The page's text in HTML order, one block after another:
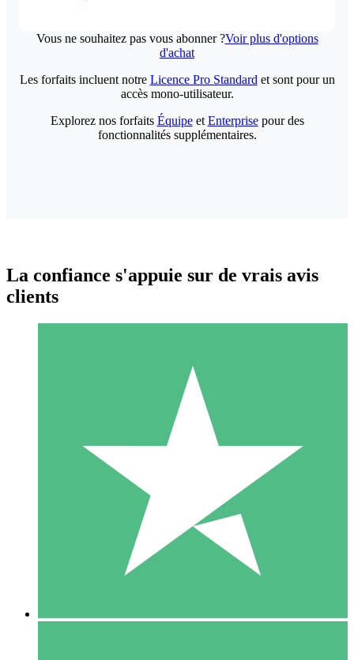
Vous ne souhaitez pas vous abonner ?Voir plus d'options
d'achat
Packs de Crédits Individuels
Payez à l'utilisation avec des crédits de téléchargement. Sans
1 Téléchargement
10 00
Les forfaits incluent notre Licence Pro Standard et sont pour un
accès mono-utilisateur.
Explorez nos forfaits Équipeet Enterprisepour des
fonctionnalités supplémentaires.
La confiance s'appuie sur de vrais avis
clients